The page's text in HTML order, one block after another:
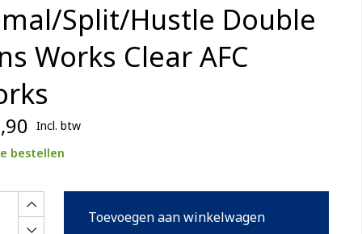
Split/Hustle Double
Works Clear AFC
Incl. btw
bestellen
Toevoegen aan winkelwagen